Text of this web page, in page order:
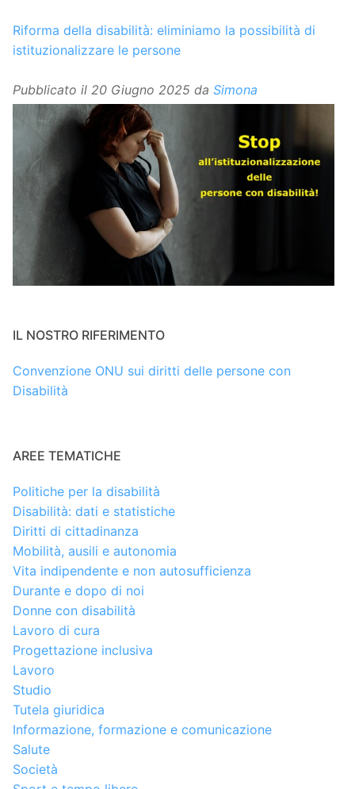
Riforma della disabilità: eliminiamo la possibilità di
istituzionalizzare le persone
Pubblicato il 20 Giugno 2025 da Simona
IL NOSTRO RIFERIMENTO
Convenzione ONU sui diritti delle persone con
Disabilità
AREE TEMATICHE
Politiche per la disabilità
Disabilità: dati e statistiche
Diritti di cittadinanza
Mobilità, ausili e autonomia
Vita indipendente e non autosufficienza
Durante e dopo di noi
Donne con disabilità
Lavoro di cura
Progettazione inclusiva
Lavoro
Studio
Tutela giuridica
Informazione, formazione e comunicazione
Salute
Società